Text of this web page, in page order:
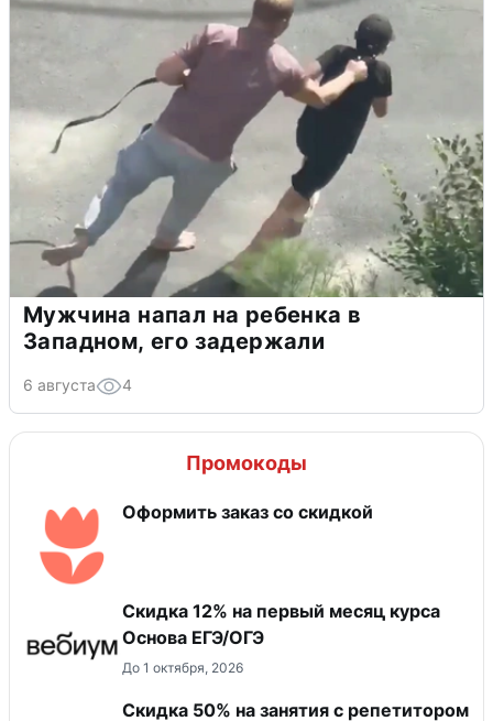
Мужчина напал на ребенка в
Западном, его задержали
6 августа 4
Промокоды
Оформить заказ со скидкой
Скидка 12% на первый месяц курса
Основа ЕГЭ/ОГЭ
До 1 октября, 2026
Скидка 50% на занятия с репетитором